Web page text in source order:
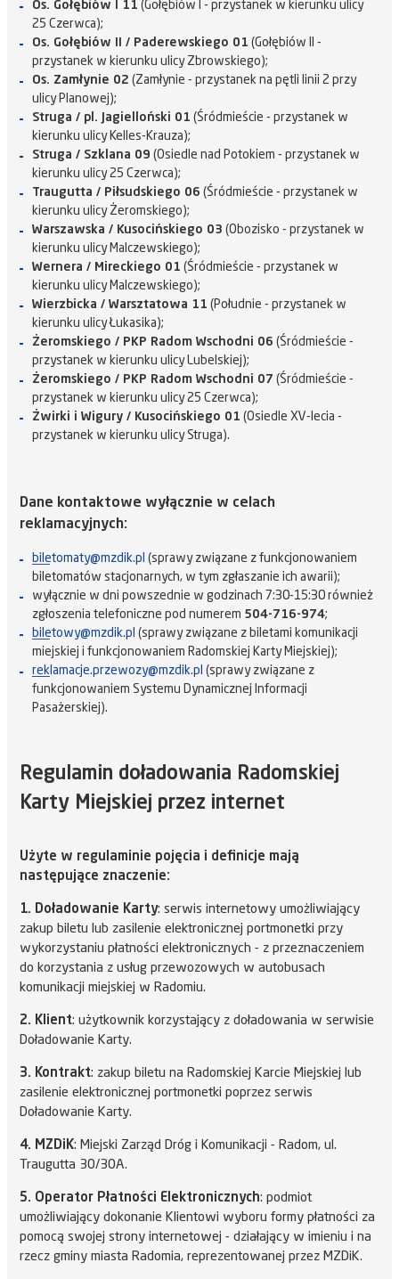
Os. Gołębiów I 11 (Gołębiów I - przystanek w kierunku ulicy
25 Czerwca);
Os. Gołębiów II / Paderewskiego 01 (Gołębiów II -
przystanek w kierunku ulicy Zbrowskiego);
Os. Zamłynie 02 (Zamłynie - przystanek na pętli linii 2 przy
ulicy Planowej);
Struga / pl. Jagielloński 01 (Śródmieście - przystanek w
kierunku ulicy Kelles-Krauza);
Struga / Szklana 09 (Osiedle nad Potokiem - przystanek w
kierunku ulicy 25 Czerwca);
Traugutta / Piłsudskiego 06 (Śródmieście - przystanek w
kierunku ulicy Żeromskiego);
Warszawska / Kusocińskiego 03 (Obozisko - przystanek w
kierunku ulicy Malczewskiego);
Wernera / Mireckiego 01 (Śródmieście - przystanek w
kierunku ulicy Malczewskiego);
Wierzbicka / Warsztatowa 11 (Południe - przystanek w
kierunku ulicy Łukasika);
Żeromskiego / PKP Radom Wschodni 06 (Śródmieście -
przystanek w kierunku ulicy Lubelskiej);
Żeromskiego / PKP Radom Wschodni 07 (Śródmieście -
przystanek w kierunku ulicy 25 Czerwca);
Żwirki i Wigury / Kusocińskiego 01 (Osiedle XV-lecia -
przystanek w kierunku ulicy Struga).
Dane kontaktowe wyłącznie w celach
reklamacyjnych:
biletomaty@mzdik.pl (sprawy związane z funkcjonowaniem
biletomatów stacjonarnych, w tym zgłaszanie ich awarii);
wyłącznie w dni powszednie w godzinach 7:30-15:30 również
zgłoszenia telefoniczne pod numerem 504-716-974;
biletowy@mzdik.pl (sprawy związane z biletami komunikacji
miejskiej i funkcjonowaniem Radomskiej Karty Miejskiej);
reklamacje.przewozy@mzdik.pl (sprawy związane z
funkcjonowaniem Systemu Dynamicznej Informacji
Pasażerskiej).
Regulamin doładowania Radomskiej
Karty Miejskiej przez internet
Użyte w regulaminie pojęcia i definicje mają
następujące znaczenie:
1. Doładowanie Karty: serwis internetowy umożliwiający
zakup biletu lub zasilenie elektronicznej portmonetki przy
wykorzystaniu płatności elektronicznych - z przeznaczeniem
do korzystania z usług przewozowych w autobusach
komunikacji miejskiej w Radomiu.
2. Klient: użytkownik korzystający z doładowania w serwisie
Doładowanie Karty.
3. Kontrakt: zakup biletu na Radomskiej Karcie Miejskiej lub
zasilenie elektronicznej portmonetki poprzez serwis
Doładowanie Karty.
4. MZDiK: Miejski Zarząd Dróg i Komunikacji - Radom, ul.
Traugutta 30/30A.
5. Operator Płatności Elektronicznych: podmiot
umożliwiający dokonanie Klientowi wyboru formy płatności za
pomocą swojej strony internetowej - działający w imieniu i na
rzecz gminy miasta Radomia, reprezentowanej przez MZDiK.